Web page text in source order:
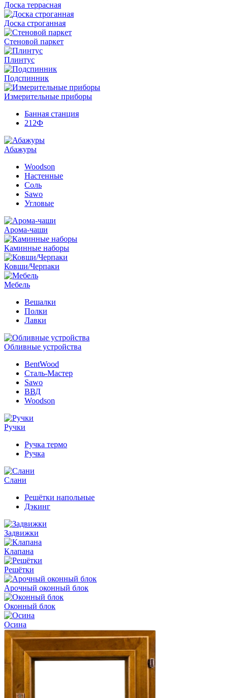
Доска террасная
Доска строганная
Стеновой паркет
Плинтус
Подспинник
Измерительные приборы
Банная станция
212Ф
Абажуры
Woodson
Настенные
Соль
Sawo
Угловые
Арома-чаши
Каминные наборы
Ковши/Черпаки
Мебель
Вешалки
Полки
Лавки
Обливные устройства
BentWood
Сталь-Мастер
Sawo
ВВД
Woodson
Ручки
Ручка термо
Ручка
Слани
Решётки напольные
Дэкинг
Задвижки
Клапана
Решётки
Арочный оконный блок
Оконный блок
Осина